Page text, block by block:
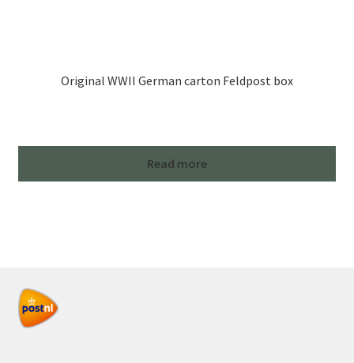
Original WWII German carton Feldpost box
Read more